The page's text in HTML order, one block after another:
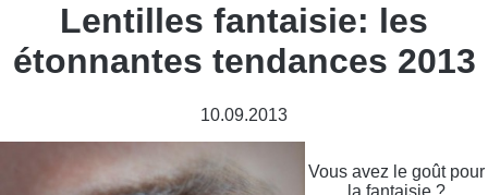
Lentilles fantaisie: les
étonnantes tendances 2013
10.09.2013
Vous avez le goût pour
la fantaisie ?